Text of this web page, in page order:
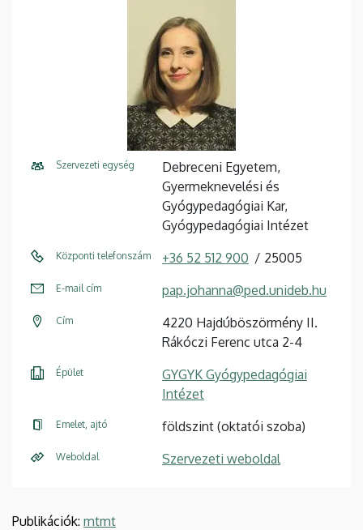
Szervezeti egység
Debreceni Egyetem,
Gyermeknevelési és
Gyógypedagógiai Kar,
Gyógypedagógiai Intézet
Központi telefonszám +36 52 512 900 25005
E-mail cím pap.johanna@ped.unideb.hu
Cím
4220 Hajdúböszörmény II.
Rákóczi Ferenc utca 2-4
Épület
GYGYK Gyógypedagógiai
Intézet
Emelet, ajtó földszint (oktatói szoba)
Weboldal Szervezeti weboldal
Publikációk: mtmt